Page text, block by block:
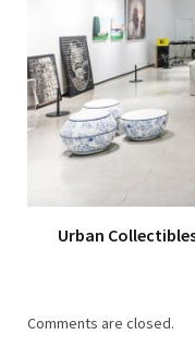
Urban
Comments are closed.